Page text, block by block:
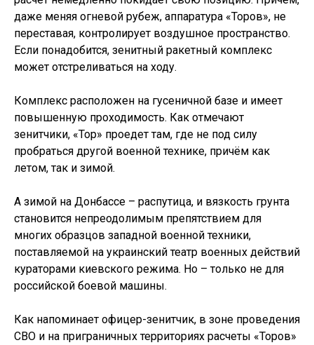
даже меняя огневой рубеж, аппаратура «Торов», не
переставая, контролирует воздушное пространство.
Если понадобится, зенитный ракетный комплекс
может отстреливаться на ходу.
Комплекс расположен на гусеничной базе и имеет
повышенную проходимость. Как отмечают
зенитчики, «Тор» проедет там, где не под силу
пробраться другой военной технике, причём как
летом, так и зимой.
А зимой на Донбассе – распутица, и вязкость грунта
становится непреодолимым препятствием для
многих образцов западной военной техники,
поставляемой на украинский театр военных действий
кураторами киевского режима. Но – только не для
российской боевой машины.
Как напоминает офицер-зенитчик, в зоне проведения
СВО и на приграничных территориях расчеты «Торов»